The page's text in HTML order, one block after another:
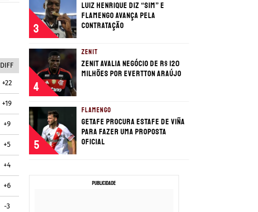
DIFF
+22
+19
+9
+5
+4
+6
-3
3
Luiz Henrique diz “sim” e
Flamengo avança pela
contratação
4
ZENIT
Zenit avalia negócio de R$ 120
milhões por Evertton Araújo
5
FLAMENGO
Getafe procura estafe de Viña
para fazer uma proposta
oficial